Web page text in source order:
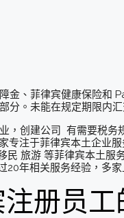
金、菲律宾健康保险和
分。未能在规定期限内
，创建公司 有需要税务
专注于菲律宾本土企业
民 旅游 等菲律宾本土服
年相关服务经验，多
册员工